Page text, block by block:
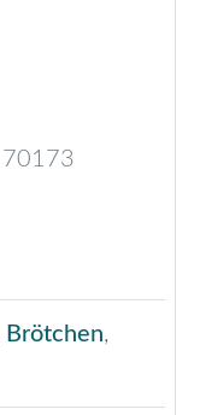
70173
Brötchen,